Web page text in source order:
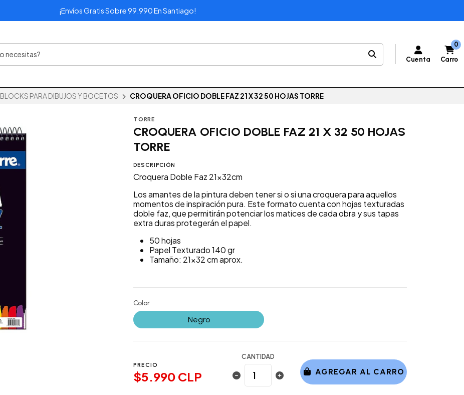
¡Envíos Gratis Sobre 99.990 En Santiago!
Cuenta
0
Carro
BLOCKS PARA DIBUJOS Y BOCETOS CROQUERA OFICIO DOBLE FAZ 21 X 32 50 HOJAS TORRE
TORRE
CROQUERA OFICIO DOBLE FAZ 21 X 32 50 HOJAS
TORRE
DESCRIPCIÓN
Croquera Doble Faz 21x32cm
Los amantes de la pintura deben tener si o si una croquera para aquellos
momentos de inspiración pura. Este formato cuenta con hojas texturadas
doble faz, que permitirán potenciar los matices de cada obra y sus tapas
extra duras protegerán el papel.
50 hojas
Papel Texturado 140 gr
Tamaño: 21x32 cm aprox.
Color
Negro
PRECIO
$5.990 CLP
CANTIDAD
AGREGAR AL CARRO